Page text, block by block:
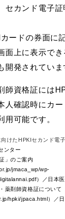
セカンド電子
ードの券面に
面上に表示でき
開発されていま
師資格証には
人確認時にカ
用可能です。
けたHPKIセカンド電
ンター
」のご案内
jmaca_wp/wp-
）／日本
薬剤師資格証について
hpki/jpaca.html）／